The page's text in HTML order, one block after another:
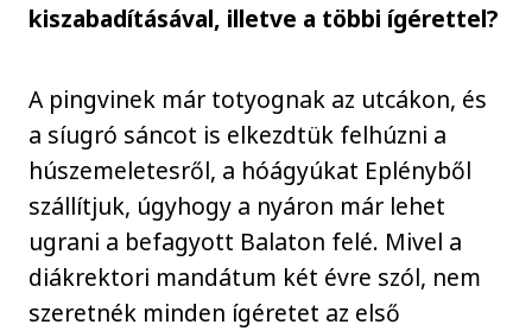
kiszabadításával, illetve a többi ígérettel?
A pingvinek már totyognak az utcákon, és
a síugró sáncot is elkezdtük felhúzni a
húszemeletesről, a hóágyúkat Eplényből
szállítjuk, úgyhogy a nyáron már lehet
ugrani a befagyott Balaton felé. Mivel a
diákrektori mandátum két évre szól, nem
szeretnék minden ígéretet az első